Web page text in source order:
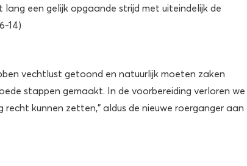
lang een gelijk opgaande strijd met uiteindelijk de
14)
vechtlust getoond en natuurlijk moeten zaken
stappen gemaakt. In de voorbereiding verloren we
kunnen zetten,” aldus de nieuwe roerganger aan